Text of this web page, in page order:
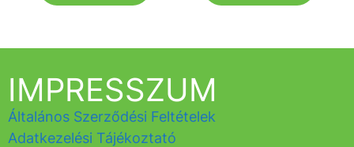
IMPRESSZUM
Általános Szerződési Feltételek
Adatkezelési Tájékoztató